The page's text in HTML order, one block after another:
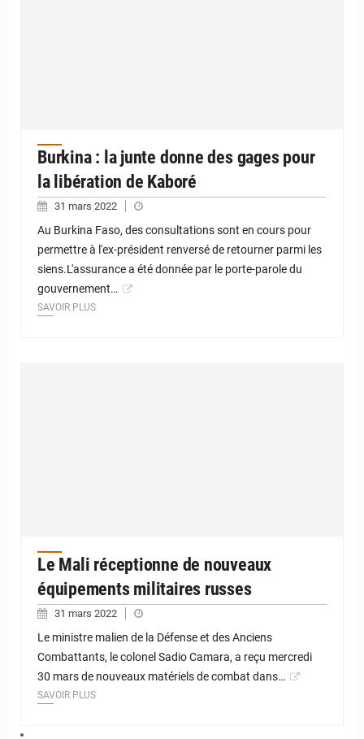
Burkina : la junte donne des gages pour
la libération de Kaboré
31 mars 2022
Au Burkina Faso, des consultations sont en cours pour
permettre à l'ex-président renversé de retourner parmi les
siens.L'assurance a été donnée par le porte-parole du
gouvernement…
SAVOIR PLUS
Le Mali réceptionne de nouveaux
équipements militaires russes
31 mars 2022
Le ministre malien de la Défense et des Anciens
Combattants, le colonel Sadio Camara, a reçu mercredi
30 mars de nouveaux matériels de combat dans…
SAVOIR PLUS